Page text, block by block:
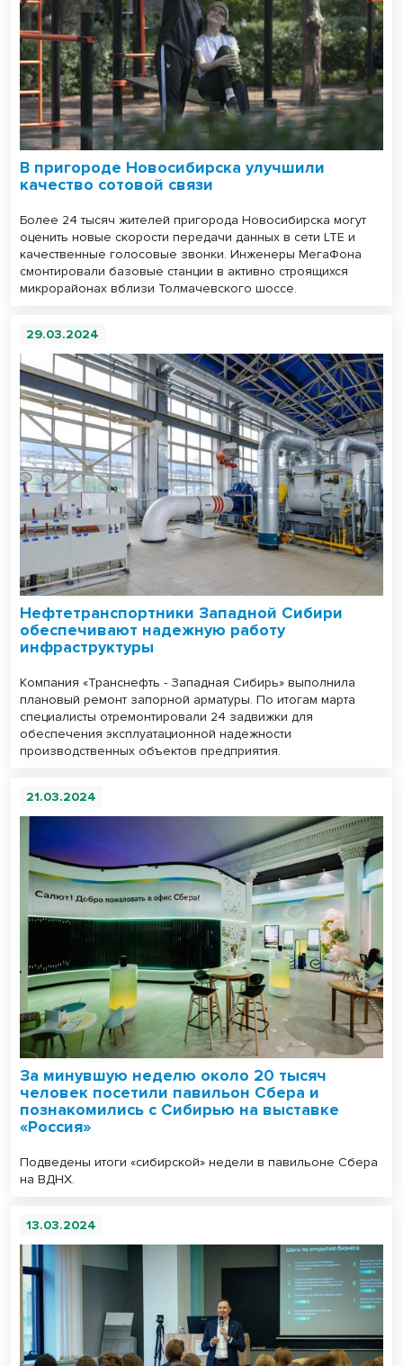
В пригороде Новосибирска улучшили
качество сотовой связи
Более 24 тысяч жителей пригорода Новосибирска могут
оценить новые скорости передачи данных в сети LTE и
качественные голосовые звонки. Инженеры МегаФона
смонтировали базовые станции в активно строящихся
микрорайонах вблизи Толмачевского шоссе.
29.03.2024
Нефтетранспортники Западной Сибири
обеспечивают надежную работу
инфраструктуры
Компания «Транснефть - Западная Сибирь» выполнила
плановый ремонт запорной арматуры. По итогам марта
специалисты отремонтировали 24 задвижки для
обеспечения эксплуатационной надежности
производственных объектов предприятия.
21.03.2024
За минувшую неделю около 20 тысяч
человек посетили павильон Сбера и
познакомились с Сибирью на выставке
«Россия»
Подведены итоги «сибирской» недели в павильоне Сбера
на ВДНХ.
13.03.2024